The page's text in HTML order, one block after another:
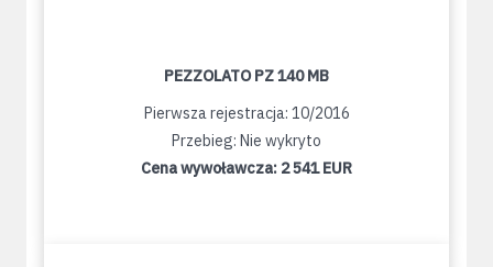
PEZZOLATO PZ 140 MB
Pierwsza rejestracja: 10/2016
Przebieg: Nie wykryto
Cena wywoławcza: 2 541 EUR